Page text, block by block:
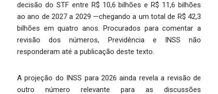
decisão do STF entre R$ 10,6 bilhões e R$ 11,6 bilhões
ao ano de 2027 a 2029 —chegando a um total de R$ 42,3
bilhões em quatro anos. Procurados para comentar a
revisão dos números, Previdência e INSS não
responderam até a publicação deste texto.
A projeção do INSS para 2026 ainda revela a revisão de
outro número relevante para as discussões